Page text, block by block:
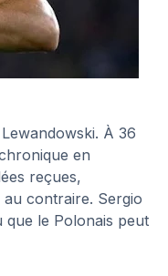
À 36
en
reçues,
contraire. Sergio
le Polonais peut